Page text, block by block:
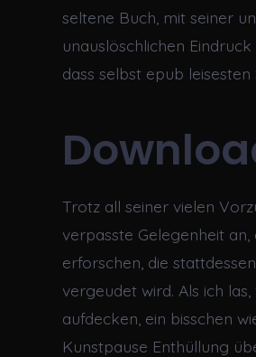
seltene Buch, mit seiner
unauslöschlichen
dass selbst epub
Trotz all seiner vielen
verpasste Gelegenheit
erforschen, die
vergeudet wird. Als ich
aufdecken, ein bisschen
Kunstpause Enthüllung